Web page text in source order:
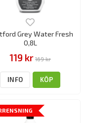
Grey Water Fresh
0,8L
119 kr 169 kr
INFO KÖP